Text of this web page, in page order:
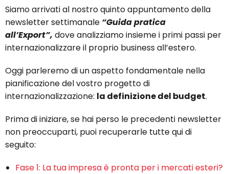
Siamo arrivati al nostro quinto appuntamento della
newsletter settimanale “Guida pratica
all’Export”, dove analizziamo insieme i primi passi per
internazionalizzare il proprio business all’estero.
Oggi parleremo di un aspetto fondamentale nella
pianificazione del vostro progetto di
internazionalizzazione: la definizione del budget.
Prima di iniziare, se hai perso le precedenti newsletter
non preoccuparti, puoi recuperarle tutte qui di
seguito:
Fase 1: La tua impresa è pronta per i mercati esteri?